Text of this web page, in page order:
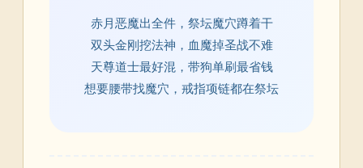
赤月恶魔出全件，祭坛魔穴蹲着干
双头金刚挖法神，血魔掉圣战不难
天尊道士最好混，带狗单刷最省钱
想要腰带找魔穴，戒指项链都在祭坛